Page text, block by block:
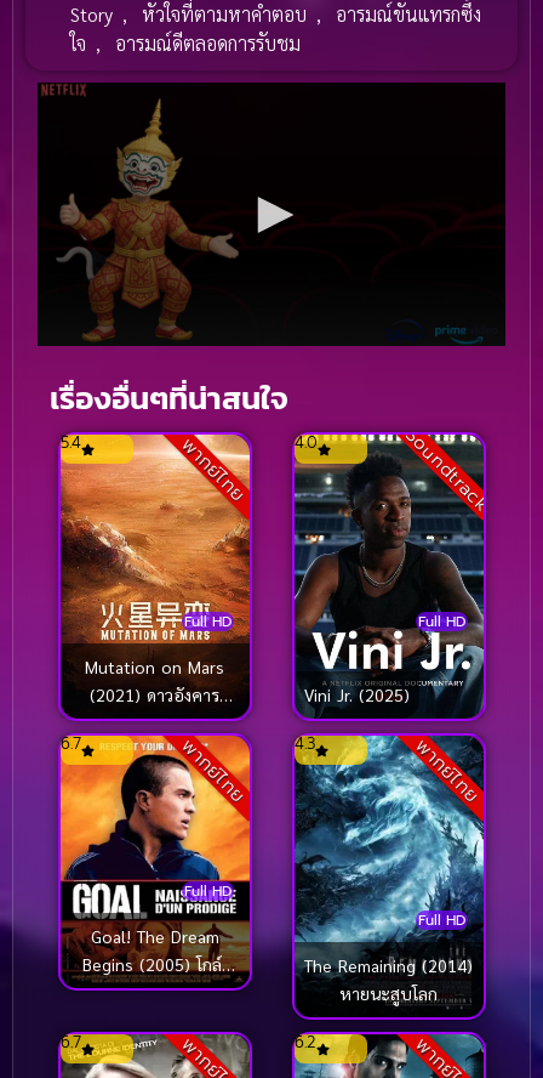
Story , หัวใจที่ตามหาคำตอบ ,
อารมณ์ขันแทรกซึ้ง
ใจ , อารมณ์ดีตลอดการรับชม
เรื่องอื่นๆที่น่าสนใจ
พากย์ไทย
Full HD
5.4
Mutation on Mars
(2021) ดาวอังคาร
วิกฤตการณ์กลายพันธุ์
Soundtrack
Full HD
4.0
Vini Jr. (2025)
พากย์ไทย
Full HD
6.7
Goal! The Dream
Begins (2005) โกล์!
เกมหยุดโลก
พากย์ไทย
Full HD
4.3
The Remaining (2014)
หายนะสูบโลก
6.7 6.2